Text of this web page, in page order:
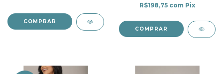
COMPRAR
R$198,75 com Pix
COMPRAR